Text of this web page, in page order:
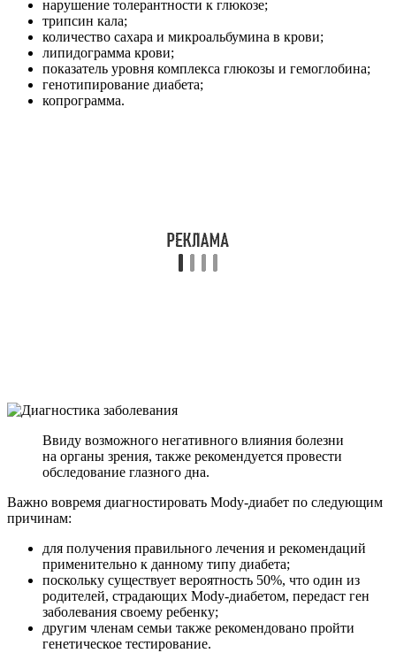
нарушение толерантности к глюкозе;
трипсин кала;
количество сахара и микроальбумина в крови;
липидограмма крови;
показатель уровня комплекса глюкозы и гемоглобина;
генотипирование диабета;
копрограмма.
Ввиду возможного негативного влияния болезни
на органы зрения, также рекомендуется провести
обследование глазного дна.
Важно вовремя диагностировать Mody-диабет по следующим
причинам:
для получения правильного лечения и рекомендаций
применительно к данному типу диабета;
поскольку существует вероятность 50%, что один из
родителей, страдающих Mody-диабетом, передаст ген
заболевания своему ребенку;
другим членам семьи также рекомендовано пройти
генетическое тестирование.